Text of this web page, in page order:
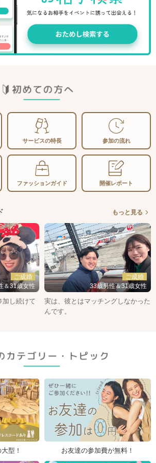
サービスの特長 参加の流れ
ファッションガイド 開催レポート
もっと見る
ご成婚
＆31歳女性
加し続けて
ご成婚
33歳男性＆31歳女性
実は、彼とはマッチングしなかった
んです。
型！ お友達の参加費が無料！